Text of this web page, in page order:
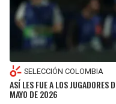
SELECCIÓN COLOMBIA
ASÍ LES FUE A LOS JUGADORES
MAYO DE 2026